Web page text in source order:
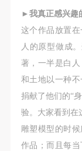
►我真正感兴趣
这个作品放置
人的原型做成
著，一半是白
和土地以一种
捐献了他们的“
验。大家看到在
雕塑模型的时
作品；而且每